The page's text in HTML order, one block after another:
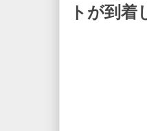
トが到